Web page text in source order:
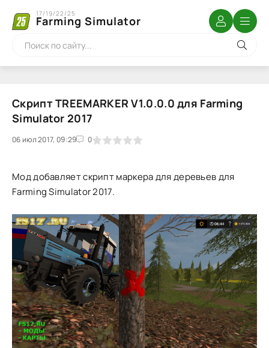
Farming Simulator
17/19/22/25
Скрипт TREEMARKER V1.0.0.0 для Farming
Simulator 2017
06 июл 2017, 09:29 0
1 2 3 4 5
Мод добавляет скрипт маркера для деревьев для
Farming Simulator 2017.